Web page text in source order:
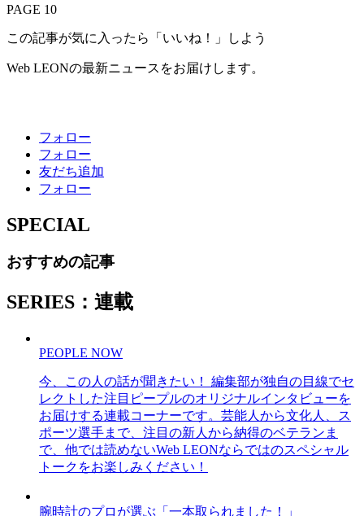
PAGE 10
この記事が気に入ったら「いいね！」しよう
Web LEONの最新ニュースをお届けします。
フォロー
フォロー
友だち追加
フォロー
SPECIAL
おすすめの記事
SERIES：連載
PEOPLE NOW
今、この人の話が聞きたい！ 編集部が独自の目線でセ
レクトした注目ピープルのオリジナルインタビューを
お届けする連載コーナーです。芸能人から文化人、ス
ポーツ選手まで、注目の新人から納得のベテランま
で、他では読めないWeb LEONならではのスペシャル
トークをお楽しみください！
腕時計のプロが選ぶ「一本取られました！」